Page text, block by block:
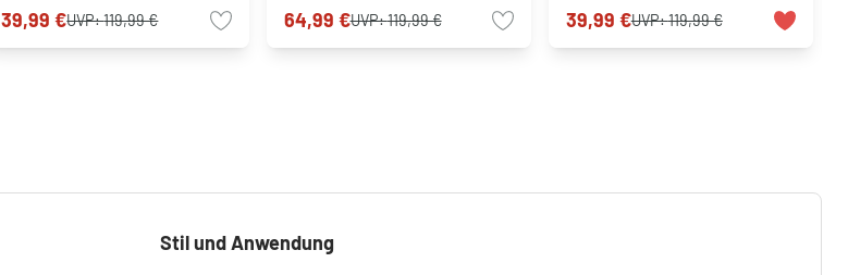
39,99 €UVP:119,99 € 64,99 €UVP:119,99 € 39,99 €UVP:119,99 €
Stil und Anwendung